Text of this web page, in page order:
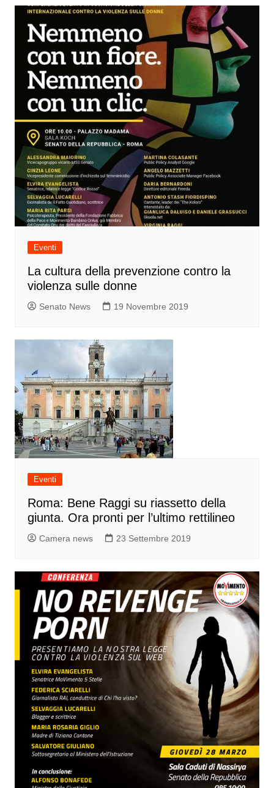
Eventi
La cultura della prevenzione contro la
violenza sulle donne
Senato News 19 Novembre 2019
Eventi
Roma: Bene Raggi su riassetto della
giunta. Ora pronti per l’ultimo rettilineo
Camera news 23 Settembre 2019